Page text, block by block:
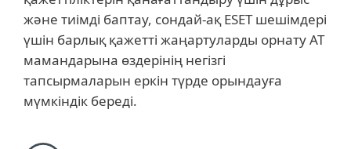
және тиімді баптау, сондай-ақ ESET шешімдері
үшін барлық қажетті жаңартуларды орнату АТ
мамандарына өздерінің негізгі
тапсырмаларын еркін түрде орындауға
мүмкіндік береді.